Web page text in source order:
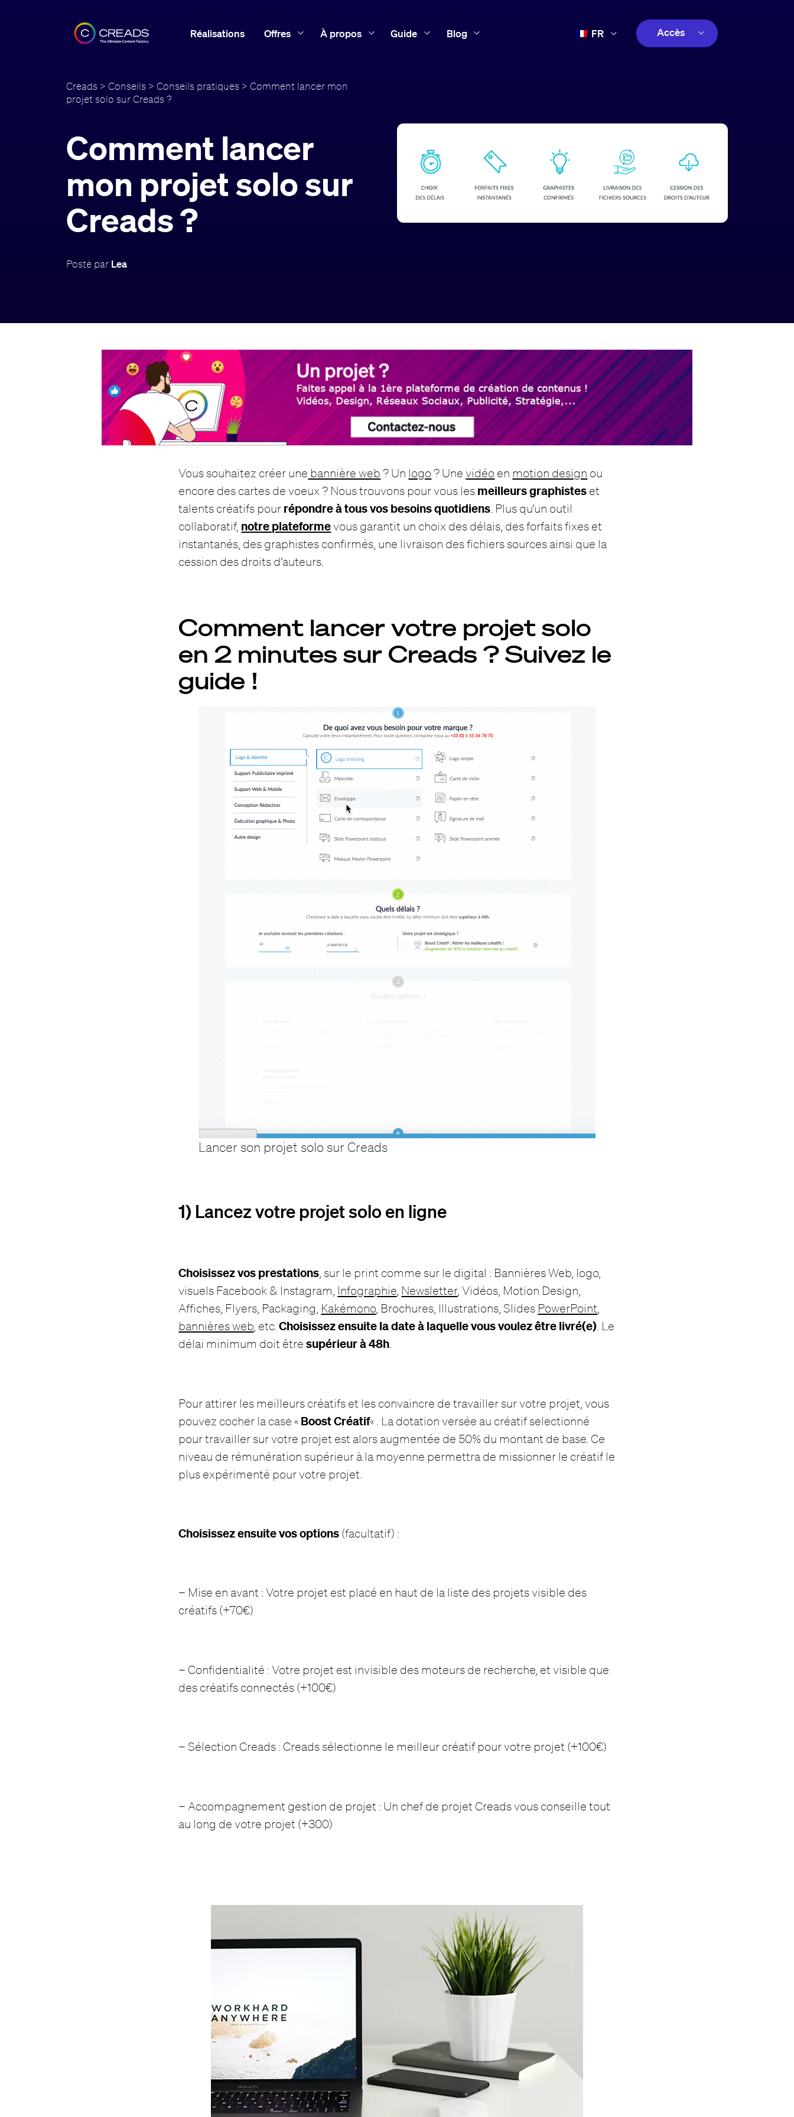
Réalisations Offres À propos Guide Blog FR Accès
Creads >Conseils >Conseils pratiques > Comment lancer mon
projet solo sur Creads ?
Comment lancer
mon projet solo sur
Creads ?
Posté par Lea
Vous souhaitez créer une bannière web ? Un logo ? Unevidéo en motion design ou
encore des cartes de voeux ? Nous trouvons pour vous les meilleurs graphistes et
talents créatifs pour répondre à tous vos besoins quotidiens . Plus qu’un outil
collaboratif, notre plateformevous garantit un choix des délais, des forfaits fixes et
instantanés, des graphistes confirmés, une livraison des fichiers sources ainsi que la
cession des droits d’auteurs.
Comment lancer votre projet solo
en 2 minutes sur Creads ? Suivez le
guide !
Lancer son projet solo sur Creads
1) Lancez votre projet solo en ligne
Choisissez vos prestations , sur le print comme sur le digital : Bannières Web, logo,
visuels Facebook & Instagram, Infographie Newsletter, Vidéos, Motion Design,
Affiches, Flyers, Packaging, Kakémono , Brochures, Illustrations, Slides PowerPoint
bannières web , etc.Choisissez ensuite la date à laquelle vous voulez être livré(e) . Le
délai minimum doit êtresupérieur à 48h
Pour attirer les meilleurs créatifs et les convaincre de travailler sur votre projet, vous
pouvez cocher la case « Boost Créatif« . La dotation versée au créatif selectionné
pour travailler sur votre projet est alors augmentée de 50% du montant de base. Ce
niveau de rémunération supérieur à la moyenne permettra de missionner le créatif le
plus expérimenté pour votre projet.
Choisissez ensuite vos options (facultatif) :
– Mise en avant : Votre projet est placé en haut de la liste des projets visible des
créatifs (+70€)
– Confidentialité : Votre projet est invisible des moteurs de recherche, et visible que
des créatifs connectés (+100€)
– Sélection Creads : Creads sélectionne le meilleur créatif pour votre projet (+100€)
– Accompagnement gestion de projet : Un chef de projet Creads vous conseille tout
au long de votre projet (+300)